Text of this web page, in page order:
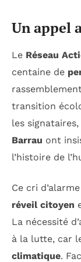
Un appel
Le Réseau
centaine de
transition
les
Barrau ont
l’histoire de
Ce cri
réveil citoyen
La nécessité
à la lutte, car
climatique.